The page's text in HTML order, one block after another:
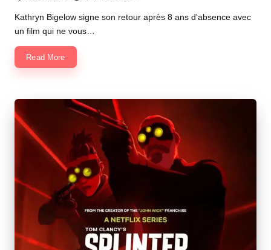
Posted
by
Kathryn Bigelow signe son retour après 8 ans d'absence avec
un film qui ne vous…
Read More